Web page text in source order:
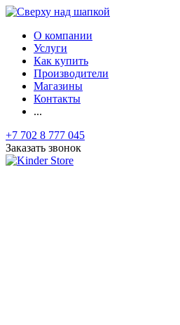
О компании
Услуги
Как купить
Производители
Магазины
Контакты
...
+7 702 8 777 045
Заказать звонок